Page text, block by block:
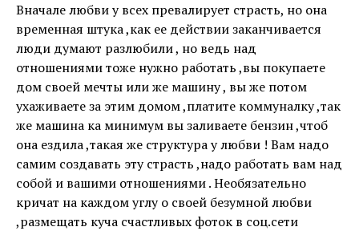
Вначале любви у всех превалирует страсть, но она
временная штука ,как ее действии заканчивается
люди думают разлюбили , но ведь над
отношениями тоже нужно работать ,вы покупаете
дом своей мечты или же машину , вы же потом
ухаживаете за этим домом ,платите коммуналку ,так
же машина ка минимум вы заливаете бензин ,чтоб
она ездила ,такая же структура у любви ! Вам надо
самим создавать эту страсть ,надо работать вам над
собой и вашими отношениями . Необязательно
кричат на каждом углу о своей безумной любви
,размещать куча счастливых фоток в соц.сети